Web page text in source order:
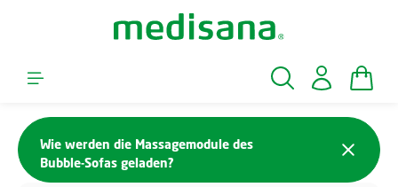
Zum Hauptinhalt springen
Wie werden die Massagemodule des
Bubble-Sofas geladen?